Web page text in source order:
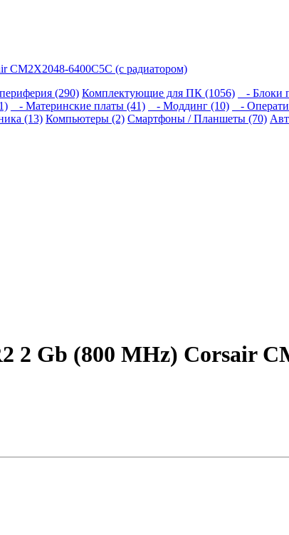
CM2X2048-6400C5C (с радиатором)
(290) Комплектующие для ПК (1056) - Блоки
- Материнские платы (41) - Моддинг (10) -
(13) Компьютеры (2) Смартфоны / Планшеты (70)
2 Gb (800 MHz) Corsair